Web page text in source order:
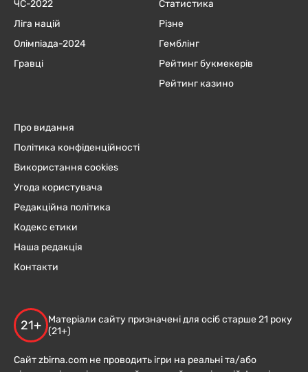
ЧC-2022
Ліга націй
Олімпіада-2024
Гравці
Статистика
Різне
Гемблінг
Рейтинг букмекерів
Рейтинг казино
Про видання
Політика конфіденційності
Використання cookies
Угода користувача
Редакційна політика
Кодекс етики
Наша редакція
Контакти
21+
Матеріали сайту призначені для осіб старше 21 року
(21+)
Сайт zbirna.com не проводить ігри на реальні та/або